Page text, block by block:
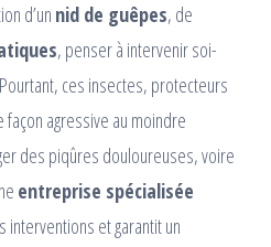
d’un nid de guêpes, de
, penser à intervenir soi-
ces insectes, protecteurs
agressive au moindre
des piqûres douloureuses, voire
entreprise spécialisée
interventions et garantit un